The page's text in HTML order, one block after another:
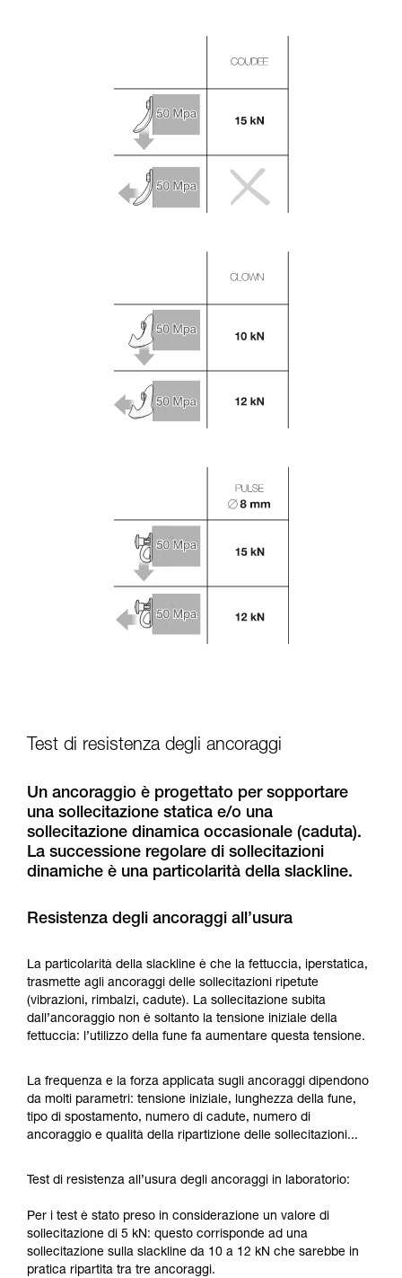
Test di resistenza degli ancoraggi
Un ancoraggio è progettato per sopportare
una sollecitazione statica e/o una
sollecitazione dinamica occasionale (caduta).
La successione regolare di sollecitazioni
dinamiche è una particolarità della slackline.
Resistenza degli ancoraggi all’usura
La particolarità della slackline è che la fettuccia, iperstatica,
trasmette agli ancoraggi delle sollecitazioni ripetute
(vibrazioni, rimbalzi, cadute). La sollecitazione subita
dall’ancoraggio non è soltanto la tensione iniziale della
fettuccia: l’utilizzo della fune fa aumentare questa tensione.
La frequenza e la forza applicata sugli ancoraggi dipendono
da molti parametri: tensione iniziale, lunghezza della fune,
tipo di spostamento, numero di cadute, numero di
ancoraggio e qualità della ripartizione delle sollecitazioni...
Test di resistenza all’usura degli ancoraggi in laboratorio:
Per i test è stato preso in considerazione un valore di
sollecitazione di 5 kN: questo corrisponde ad una
sollecitazione sulla slackline da 10 a 12 kN che sarebbe in
pratica ripartita tra tre ancoraggi.